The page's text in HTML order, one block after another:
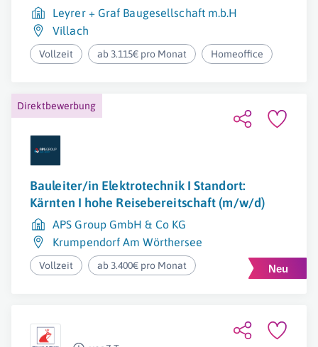
Leyrer + Graf Baugesellschaft m.b.H
Villach
Vollzeit ab 3.115€ pro Monat Homeoffice
Direktbewerbung
Bauleiter/in Elektrotechnik I Standort:
Kärnten I hohe Reisebereitschaft (m/w/d)
APS Group GmbH & Co KG
Krumpendorf Am Wörthersee
Vollzeit ab 3.400€ pro Monat